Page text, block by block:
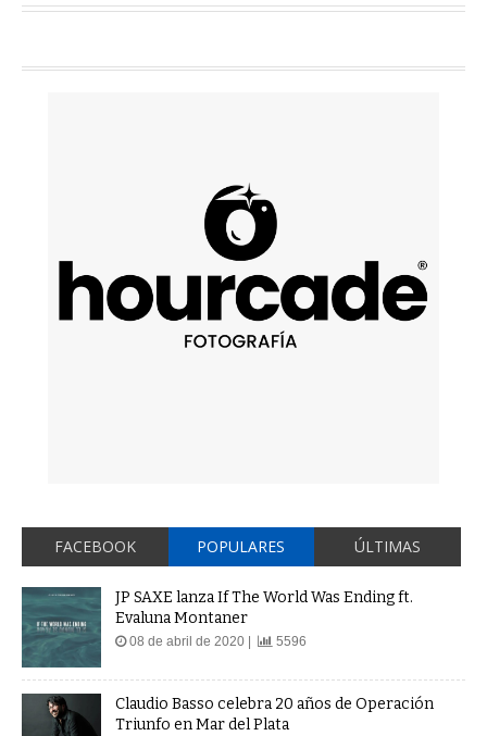
FACEBOOK POPULARES ÚLTIMAS
JP SAXE lanza If The World Was Ending ft.
Evaluna Montaner
08 de abril de 2020 | 5596
Claudio Basso celebra 20 años de Operación
Triunfo en Mar del Plata